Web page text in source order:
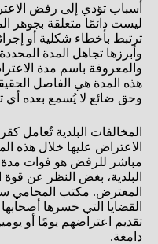
أسباب تؤدي إلى رفض
ليست دائمًا متعلقة بجوهر
ترتبط بأخطاء شكلية أو
وأبرزها تجاهل المدة
والمعروفة باسم مدة
هذه المدة هي الفاصل
وحق ضائع لا يُسمع بعده أي
المخالفات البلدية تُعامل
الاعتراض عليها خلال هذه
مباشر للرفض هو فوات
البلدية، بغض النظر عن قوة
المعترض. مكتب المحامي
القضايا التي خسرها
تقديم اعتراضهم يومًا أو
دامغة.